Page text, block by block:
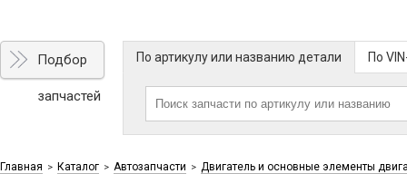
Подбор
запчастей
По артикулу или названию детали По
Главная > Каталог > Автозапчасти > Двигатель и основные элементы